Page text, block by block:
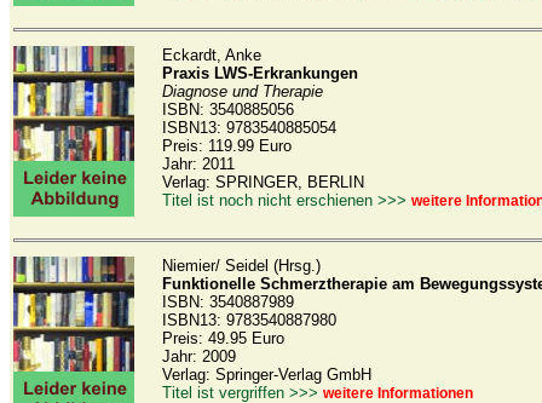
Eckardt, Anke
Praxis LWS-Erkrankungen
Diagnose und Therapie
ISBN: 3540885056
ISBN13: 9783540885054
Preis: 119.99 Euro
Jahr: 2011
Verlag: SPRINGER, BERLIN
Titel ist noch nicht erschienen >>> weitere
Niemier/ Seidel (Hrsg.)
Funktionelle Schmerztherapie am
ISBN: 3540887989
ISBN13: 9783540887980
Preis: 49.95 Euro
Jahr: 2009
Verlag: Springer-Verlag GmbH
Titel ist vergriffen >>> weitere Informationen